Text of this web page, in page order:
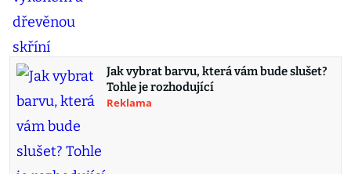
Jak vybrat barvu, která vám bude slušet?
Tohle je rozhodující
Reklama